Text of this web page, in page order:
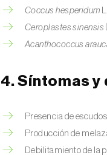
Coccus hesperidum
Ceroplastes sinensis
Acanthococcus
4. Síntomas y
Presencia de
Producción de
Debilitamiento de la